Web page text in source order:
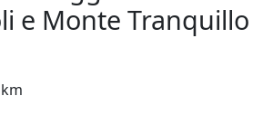
e Monte Tranquillo